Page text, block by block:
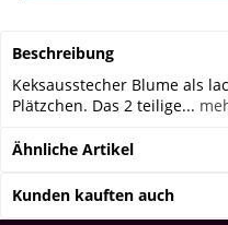
Beschreibung
Keksausstecher Blume als
Plätzchen. Das 2 teilige...
Ähnliche Artikel
Kunden kauften auch